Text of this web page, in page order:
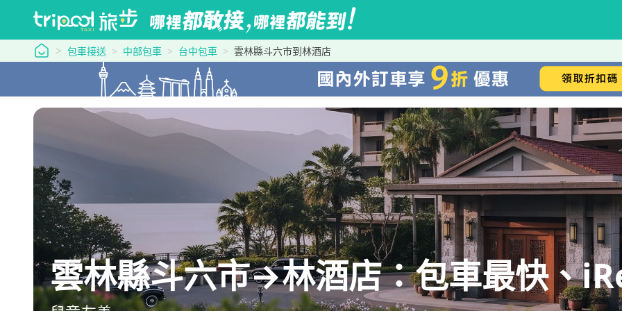
tripool 旅步
包車接送 中部包車 台中包車 雲林縣斗六市到林酒店
雲林縣斗六市→林酒店：包車最快、